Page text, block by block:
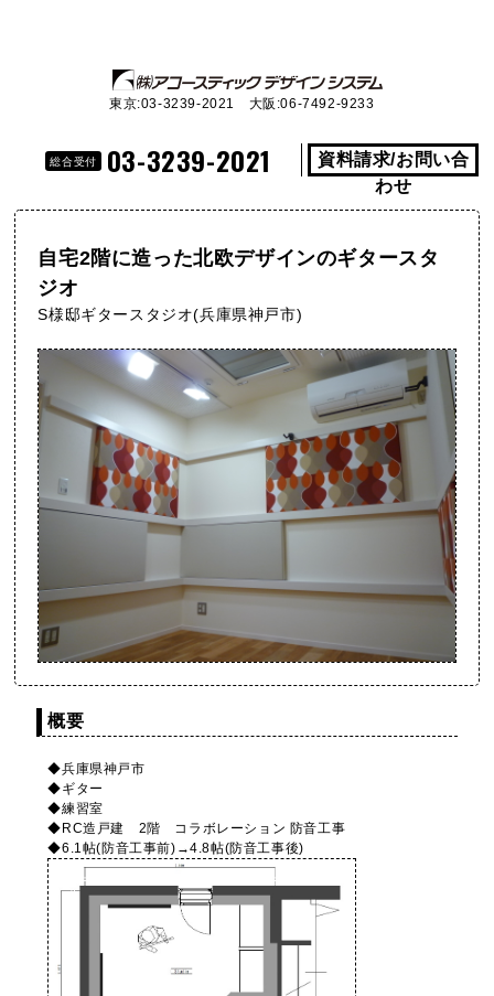
東京:03-3239-2021 大阪:06-7492-9233
総合受付 03-3239-2021
資料請求/お問い合
わせ
自宅2階に造った北欧デザインのギタースタ
ジオ
S様邸ギタースタジオ(兵庫県神戸市)
概要
◆兵庫県神戸市
◆ギター
◆練習室
◆RC造戸建 2階 コラボレーション 防音工事
◆6.1帖(防音工事前)→4.8帖(防音工事後)